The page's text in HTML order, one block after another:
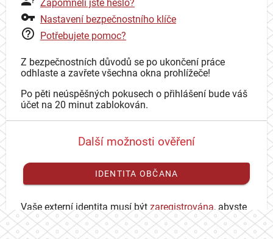
Zapomněli jste heslo?
Nastavení bezpečnostního klíče
Potřebujete pomoc?
Z bezpečnostních důvodů se po ukončení práce
odhlaste a zavřete všechna okna prohlížeče!
Po pěti neúspěšných pokusech o přihlášení bude váš
účet na 20 minut zablokován.
Další možnosti ověření
IDENTITA OBČANA
Vaše externí identita musí být zaregistrována, abyste
se mohli přihlásit ke svému CAS účtu.